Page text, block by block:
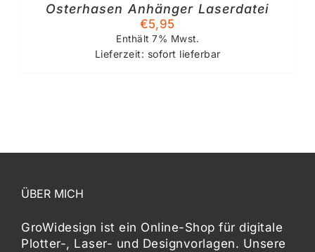
Osterhasen Anhänger Laserdatei
€5,95
Enthält 7% Mwst.
Lieferzeit: sofort lieferbar
ÜBER MICH
GroWidesign ist ein Online-Shop für digitale
Plotter-, Laser- und Designvorlagen. Unsere